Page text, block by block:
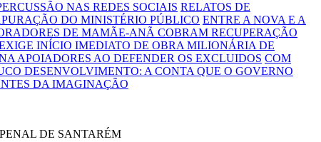
NAS REDES SOCIAIS RELATOS DE
DO MINISTÉRIO PÚBLICO ENTRE A NOVA E A
DE MAMÃE-ANÃ COBRAM RECUPERAÇÃO
INÍCIO IMEDIATO DE OBRA MILIONÁRIA DE
APOIADORES AO DEFENDER OS EXCLUIDOS COM
DESENVOLVIMENTO: A CONTA QUE O GOVERNO
DA IMAGINAÇÃO